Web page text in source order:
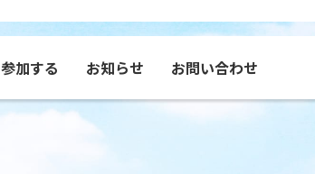
コンテンツで見るふくひま
参加する お知らせ お問い合わせ